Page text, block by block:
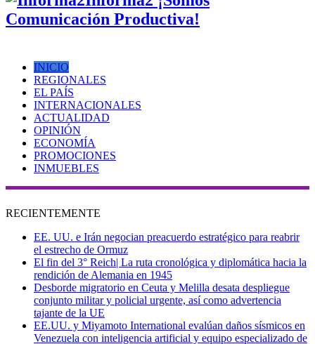
Comunicación Productiva!
INICIO
REGIONALES
EL PAÍS
INTERNACIONALES
ACTUALIDAD
OPINIÓN
ECONOMÍA
PROMOCIONES
INMUEBLES
RECIENTEMENTE
EE. UU. e Irán negocian preacuerdo estratégico para reabrir
el estrecho de Ormuz
El fin del 3° Reich| La ruta cronológica y diplomática hacia la
rendición de Alemania en 1945
Desborde migratorio en Ceuta y Melilla desata despliegue
conjunto militar y policial urgente, así como advertencia
tajante de la UE
EE.UU. y Miyamoto International evalúan daños sísmicos en
Venezuela con inteligencia artificial y equipo especializado de